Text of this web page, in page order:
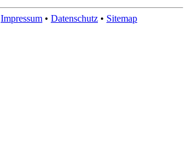
Impressum • Datenschutz • Sitemap